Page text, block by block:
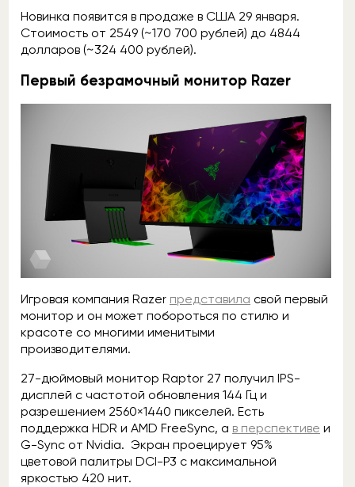
Новинка появится в продаже в США 29 января.
Стоимость от 2549 (~170 700 рублей) до 4844
долларов (~324 400 рублей).
Первый безрамочный монитор Razer
Игровая компания Razer представила свой первый
монитор и он может побороться по стилю и
красоте со многими именитыми
производителями.
27-дюймовый монитор Raptor 27 получил IPS-
дисплей с частотой обновления 144 Гц и
разрешением 2560×1440 пикселей. Есть
поддержка HDR и AMD FreeSync, а в перспективе и
G-Sync от Nvidia. Экран проецирует 95%
цветовой палитры DCI-P3 с максимальной
яркостью 420 нит.